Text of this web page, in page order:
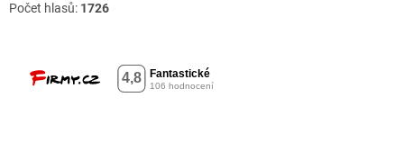
Počet hlasů: 1726